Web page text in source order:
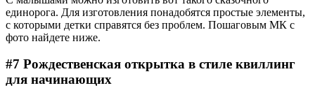
единорога. Для изготовления понадобятся простые элементы,
с которыми детки справятся без проблем. Пошаговым МК с
фото найдете ниже.
#7 Рождественская открытка в стиле квиллинг
для начинающих